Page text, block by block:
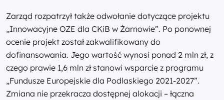
Zarząd rozpatrzył także odwołanie dotyczące projektu
„Innowacyjne OZE dla CKiB w Żarnowie”. Po ponownej
ocenie projekt został zakwalifikowany do
dofinansowania. Jego wartość wynosi ponad 2 mln zł, z
czego prawie 1,6 mln zł stanowi wsparcie z programu
„Fundusze Europejskie dla Podlaskiego 2021-2027”.
Zmiana nie przekracza dostępnej alokacji – łączna